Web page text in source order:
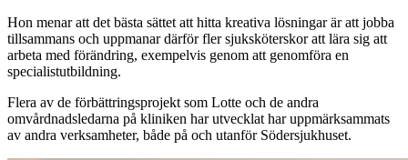
Hon menar att det bästa sättet att hitta kreativa lösningar är att jobba
tillsammans och uppmanar därför fler sjuksköterskor att lära sig att
arbeta med förändring, exempelvis genom att genomföra en
specialistutbildning.
Flera av de förbättringsprojekt som Lotte och de andra
omvårdnadsledarna på kliniken har utvecklat har uppmärksammats
av andra verksamheter, både på och utanför Södersjukhuset.